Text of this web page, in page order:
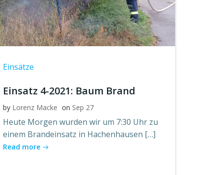
Einsätze
Einsatz 4-2021: Baum Brand
by Lorenz Macke on Sep 27
Heute Morgen wurden wir um 7:30 Uhr zu
einem Brandeinsatz in Hachenhausen […]
Read more